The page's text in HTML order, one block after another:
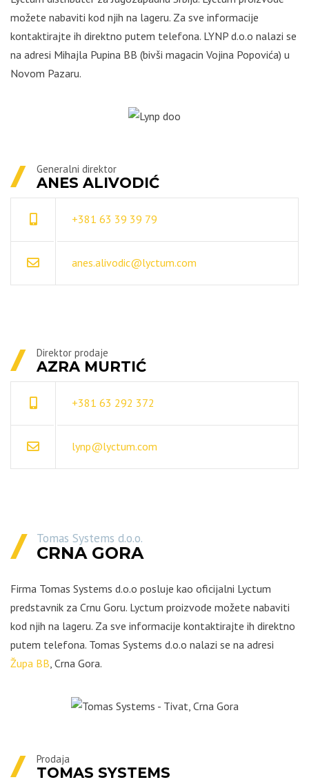
možete nabaviti kod njih na lageru. Za sve informacije
kontaktirajte ih direktno putem telefona. LYNP d.o.o nalazi se
na adresi Mihajla Pupina BB (bivši magacin Vojina Popovića) u
Novom Pazaru.
Generalni direktor
ANES ALIVODIĆ
+381 63 39 39 79
anes.alivodic@lyctum.com
Direktor prodaje
AZRA MURTIĆ
+381 63 292 372
lynp@lyctum.com
Tomas Systems d.o.o.
CRNA GORA
Firma Tomas Systems d.o.o posluje kao oficijalni Lyctum
predstavnik za Crnu Goru. Lyctum proizvode možete nabaviti
kod njih na lageru. Za sve informacije kontaktirajte ih direktno
putem telefona. Tomas Systems d.o.o nalazi se na adresi
Župa BB , Crna Gora.
Prodaja
TOMAS SYSTEMS